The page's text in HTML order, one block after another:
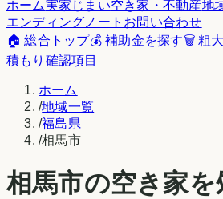
ホーム実家じまい空き家・不動産地
エンディングノート お問い合わせ
🏠 総合トップ💰 補助金を探す🗑️ 粗
積もり確認項目
ホーム
/地域一覧
/福島県
/相馬市
相馬市の空き家を